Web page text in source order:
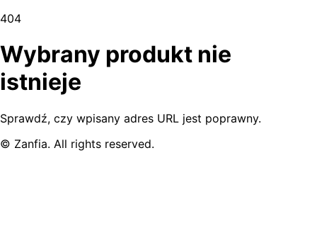
404
Wybrany produkt nie
istnieje
Sprawdź, czy wpisany adres URL jest poprawny.
© Zanfia. All rights reserved.